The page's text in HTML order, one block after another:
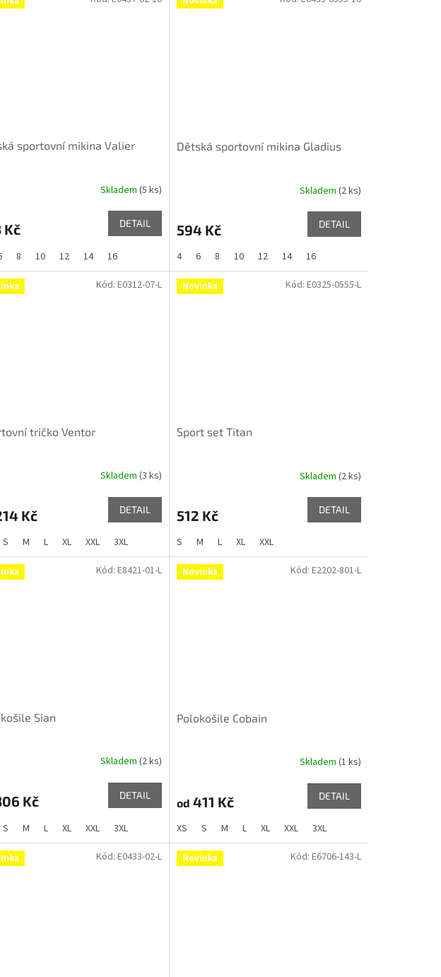
sportovní mikina Valier
Skladem (5 ks)
Kč DETAIL
8 10 12 14 16
Dětská sportovní mikina Gladius
Skladem (2 ks)
594 Kč DETAIL
4 6 8 10 12 14 16
tričko Ventor
Skladem (3 ks)
Kč DETAIL
S M L XL XXL 3XL
Kód: E0312-07-L Novinka
Sport set Titan
Skladem (2 ks)
512 Kč DETAIL
S M L XL XXL
Kód: E0325-0555-L
Sian
Skladem (2 ks)
Kč DETAIL
S M L XL XXL 3XL
Kód: E8421-01-L Novinka
Polokošile Cobain
Skladem (1 ks)
od 411 Kč DETAIL
XS S M L XL XXL 3XL
Kód: E2202-801-L
Kód: E0433-02-L Novinka Kód: E6706-143-L